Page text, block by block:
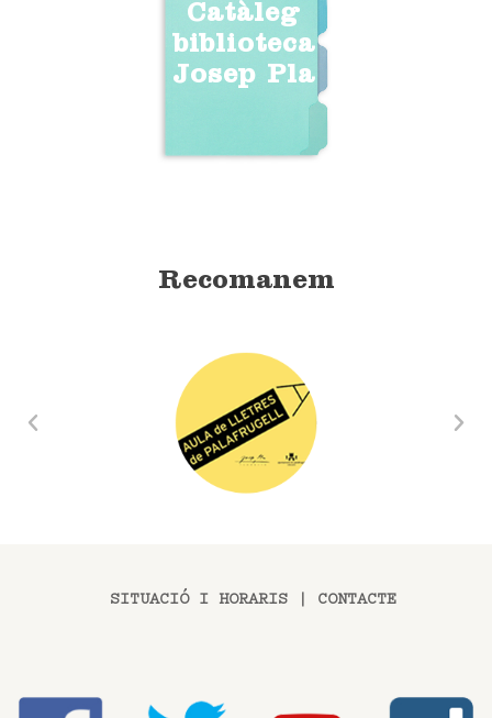
Catàleg
biblioteca
Josep Pla
Recomanem
SITUACIÓ I HORARIS CONTACTE